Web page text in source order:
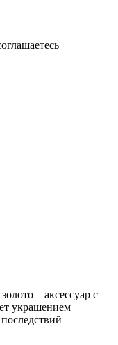
– аксессуар с
украшением